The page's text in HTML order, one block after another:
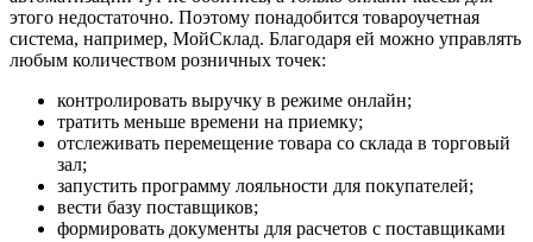
этого недостаточно. Поэтому понадобится товароучетная
система, например, МойСклад. Благодаря ей можно управлять
любым количеством розничных точек:
контролировать выручку в режиме онлайн;
тратить меньше времени на приемку;
отслеживать перемещение товара со склада в торговый
зал;
запустить программу лояльности для покупателей;
вести базу поставщиков;
формировать документы для расчетов с поставщиками